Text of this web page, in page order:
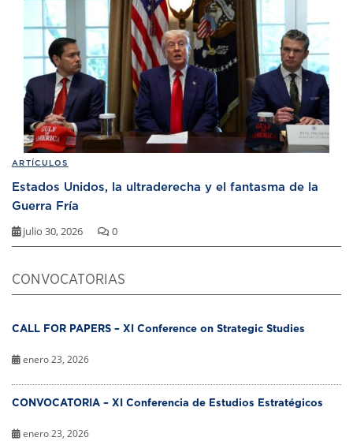
ARTÍCULOS
Estados Unidos, la ultraderecha y el fantasma de la
Guerra Fría
julio 30, 2026 0
CONVOCATORIAS
CALL FOR PAPERS – XI Conference on Strategic Studies
enero 23, 2026
CONVOCATORIA – XI Conferencia de Estudios Estratégicos
enero 23, 2026